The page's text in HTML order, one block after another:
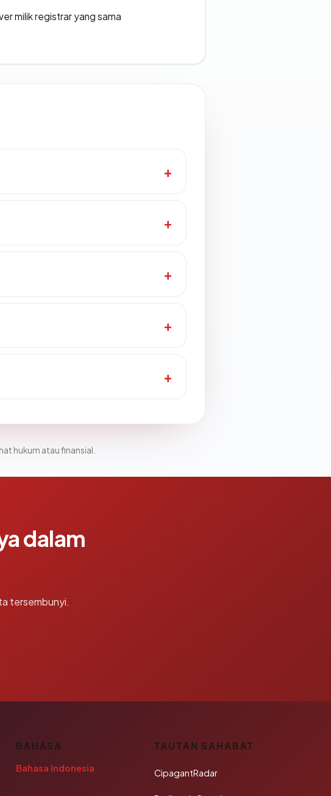
milik registrar yang sama
hukum atau finansial.
dalam
tersembunyi.
BAHASA
Bahasa Indonesia
TAUTAN SAHABAT
CipagantRadar